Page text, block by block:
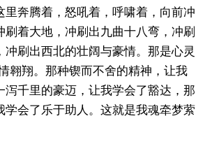
里奔腾着，怒吼着，呼啸着，向前冲
着大地，冲刷出九曲十八弯，冲刷
冲刷出西北的壮阔与豪情。那是心灵
翱翔。那种锲而不舍的精神，让我
泻千里的豪迈，让我学会了豁达，那
学会了乐于助人。这就是我魂牵梦萦